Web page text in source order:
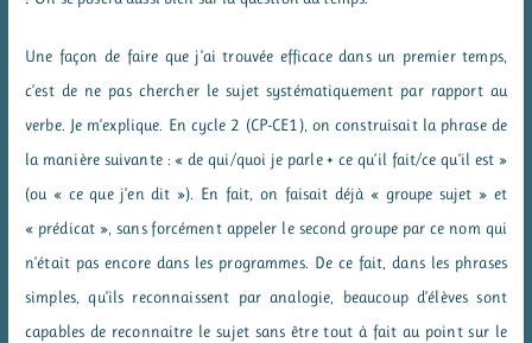
Une façon de faire que j’ai trouvée efficace dans un premier temps,
c’est de ne pas chercher le sujet systématiquement par rapport au
verbe. Je m’explique. En cycle 2 (CP-CE1), on construisait la phrase de
la manière suivante : « de qui/quoi je parle + ce qu’il fait/ce qu’il est »
(ou « ce que j’en dit »). En fait, on faisait déjà « groupe sujet » et
« prédicat », sans forcément appeler le second groupe par ce nom qui
n’était pas encore dans les programmes. De ce fait, dans les phrases
simples, qu’ils reconnaissent par analogie, beaucoup d’élèves sont
capables de reconnaitre le sujet sans être tout à fait au point sur le